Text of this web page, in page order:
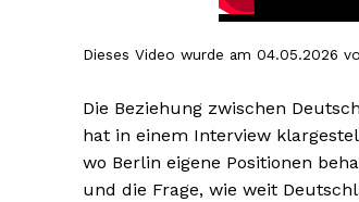
Dieses Video wurde am 04.05.2026
Die Beziehung zwischen
hat in einem Interview
wo Berlin eigene Positionen
und die Frage, wie weit